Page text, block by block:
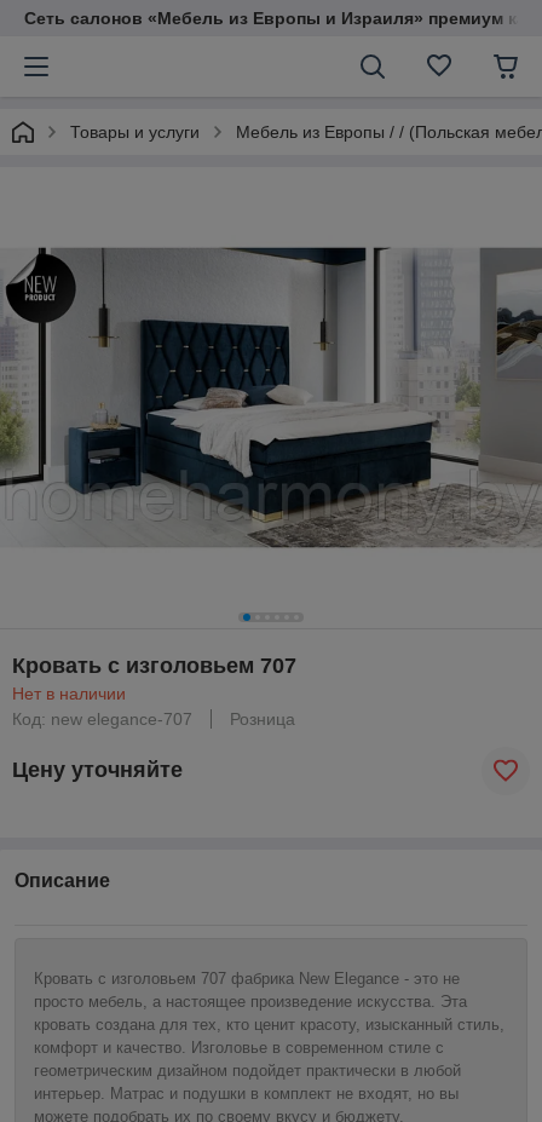
Сеть салонов «Мебель из Европы и Израиля» премиум
Товары и услуги Мебель из Европы / / (Польская
Кровать с изголовьем 707
Нет в наличии
Код: new elegance-707
Розница
Цену уточняйте
Описание
Кровать с изголовьем 707 фабрика New Elegance - это не
просто мебель, а настоящее произведение искусства. Эта
кровать создана для тех, кто ценит красоту, изысканный стиль,
комфорт и качество. Изголовье в современном стиле с
геометрическим дизайном подойдет практически в любой
интерьер. Матрас и подушки в комплект не входят, но вы
можете подобрать их по своему вкусу и бюджету.